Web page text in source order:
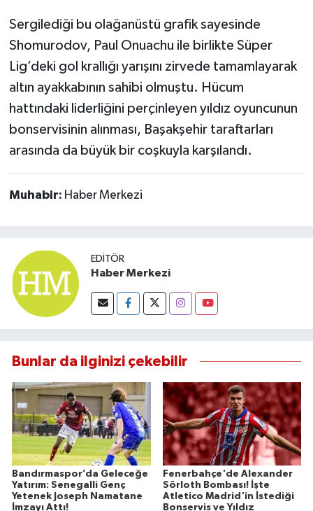
Sergilediği bu olağanüstü grafik sayesinde
Shomurodov, Paul Onuachu ile birlikte Süper
Lig’deki gol krallığı yarışını zirvede tamamlayarak
altın ayakkabının sahibi olmuştu. Hücum
hattındaki liderliğini perçinleyen yıldız oyuncunun
bonservisinin alınması, Başakşehir taraftarları
arasında da büyük bir coşkuyla karşılandı.
Muhabir: Haber Merkezi
EDITÖR
Haber Merkezi
Bunlar da ilginizi çekebilir
Bandırmaspor’da Geleceğe
Yatırım: Senegalli Genç
Yetenek Joseph Namatane
İmzayı Attı!
Fenerbahçe'de Alexander
Sörloth Bombası! İşte
Atletico Madrid'in İstediği
Bonservis ve Yıldız